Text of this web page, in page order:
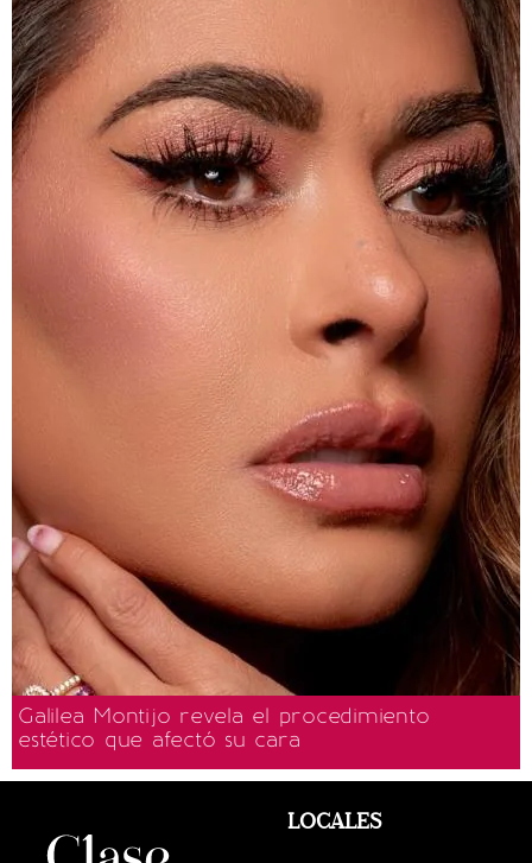
Galilea Montijo revela el procedimiento
estético que afectó su cara
LOCALES